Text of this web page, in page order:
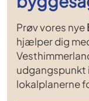
Prøv vores nye
hjælper dig
udgangspunkt
lokalplanerne